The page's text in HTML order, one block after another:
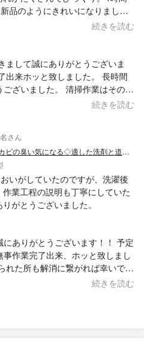
品のようにきれいになりまし
す。 色々と丁寧に説明してくれ
続きを読む
まして誠にありがとうございま
出来ホッと致しました。 長時間
ざいました。 清掃作業はその分
と思います。 またこれからのご使
す。 Saskene 齋藤一
続きを読む
さん
◆黒いヒラヒラ・ワカメの付着◆◇カビの臭い気になる◇適した洗剤と道具で徹底洗い◎
いがしていたのですが、洗濯後
業工程の説明も丁寧にしていた
がとうございました。
ありがとうございます！！ 予定
作業完了出来、ホッと致しまし
れた所も解消に繋がれば幸いでご
お声掛け・ご依頼頂ければと思い
続きを読む